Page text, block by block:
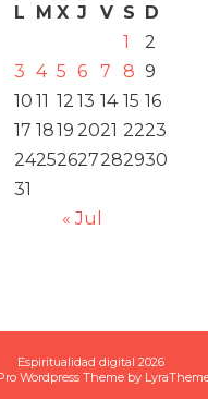
L
M X J V S D
1
2
3 4 5 6 7 8 9
10 11 12 13 14 15 16
17 1819 2021 2223
24252627282930
31
« Jul
Espiritualidad digital 2026
Wordpress Theme by